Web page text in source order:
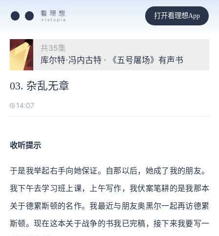
打开看理想App
共35集
库尔特·冯内古特 · 《五号屠场》有声书
03. 杂乱无章
14:07
收听提示
于是我举起右手向她保证。自那以后，她成了我的朋友。
我下午去学习班上课，上午写作，我伏案笔耕的是我那本
关于德累斯顿的名作。我最近与朋友奥黑尔一起再访德累
斯顿。现在这本关于战争的书我已完稿，接下来我要写一